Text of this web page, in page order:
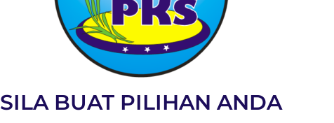
SILA BUAT PILIHAN ANDA